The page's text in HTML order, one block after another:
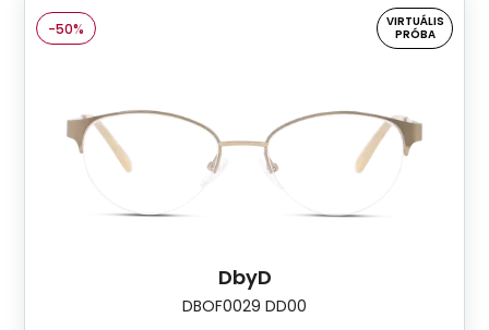
-50%
VIRTUÁLIS
PRÓBA
DbyD
DBOF0029 DD00